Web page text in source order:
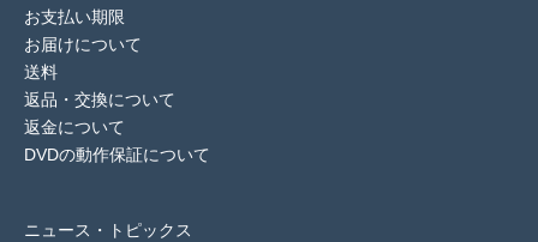
お支払い期限
お届けについて
送料
返品・交換について
返金について
DVDの動作保証について
ニュース・トピックス